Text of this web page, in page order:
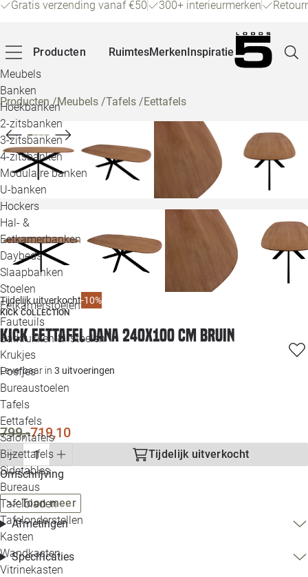
Gratis verzending vanaf €50 300+ interieurmerken
Producten
Meubels
Banken
Hoekbanken
2-zitsbanken
3-zitsbanken
4-zitsbanken
Modulaire banken
U-banken
Hockers
Hal- &
Eetkamerbanken
Daybeds
Slaapbanken
Stoelen
Eetkamerstoelen
Fauteuils
Barkrukken & -stoelen
Krukjes
Poefjes
Bureaustoelen
Tafels
Eettafels
Salontafels
Bijzettafels
Sidetables
Bureaus
Tafelbladen
Tafelonderstellen
Kasten
Wandkasten
Vitrinekasten
RuimtesMerkenInspiratie
Producten/Meubels /Tafels /Eettafels
Tijdelijk uitverkocht-10%
KICK COLLECTION
Kick Eettafel Dana 240x100 cm bruin
Leverbaar in 3 uitvoeringen
799,-719,10
Tijdelijk uitverkocht
Omschrijving
Toon meer
Afmetingen
Specificaties